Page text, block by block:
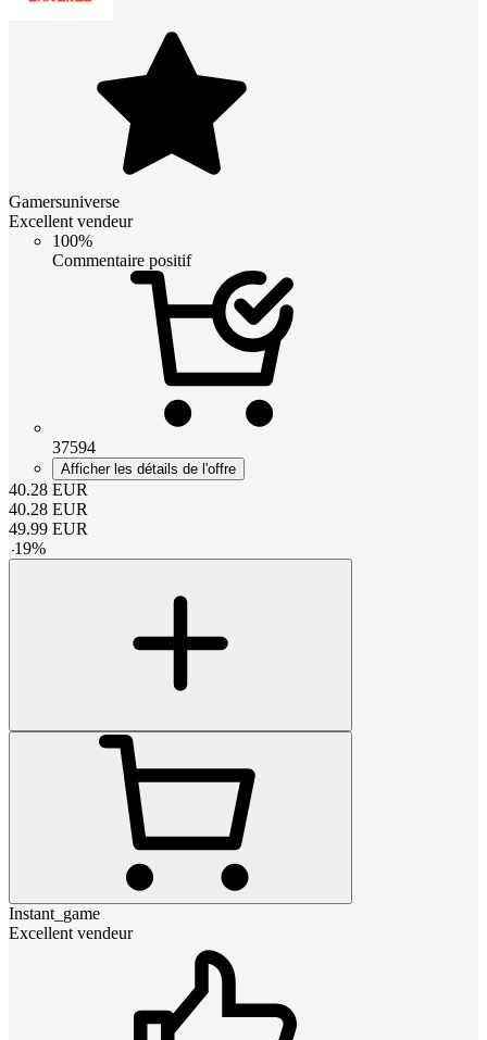
Gamersuniverse
Excellent vendeur
100%
Commentaire positif
37594
Afficher les détails de l'offre
40.28 EUR
40.28 EUR
49.99 EUR
-19%
Instant_game
Excellent vendeur